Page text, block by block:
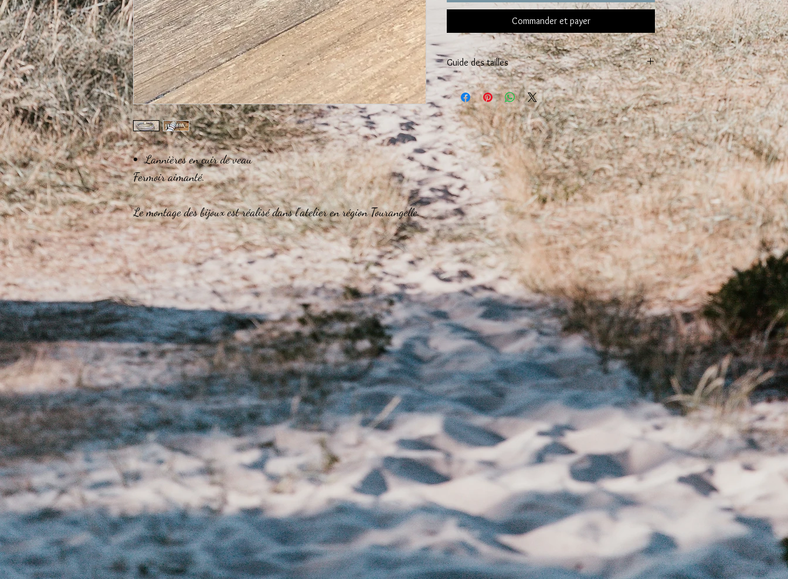
Lannières en cuir de veau
Fermoir aimanté.
Le montage des bijoux est réalisé dans l'atelier en région Tourangelle.
Commander et payer
Guide des tailles
Guide des taillespour le choix d’un braceletLAORA :
Taille XS :tour de poignet entre 14 et 15,5cm (longueur
totale du bracelet de 17,5 cm)
Taille S :tour de poignet entre 15,6et 16,9cm (longueur
totale du bracelet de 19 cm)
Taille M : tour de poignet entre 17et 18,5cm (longueur totale
du bracelet de 20 cm)
Taille L :tour de poignet entre 18,6 et 20 cm (longueur totale
du bracelet de 21,5 cm)